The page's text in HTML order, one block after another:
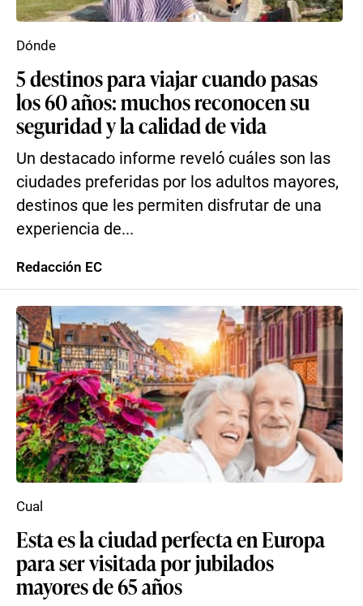
5 destinos para viajar cuando pasas
los 60 años: muchos reconocen su
seguridad y la calidad de vida
Un destacado informe reveló cuáles son las
ciudades preferidas por los adultos mayores,
destinos que les permiten disfrutar de una
experiencia de...
Dónde
Redacción EC
Esta es la ciudad perfecta en Europa
para ser visitada por jubilados
mayores de 65 años
Cual